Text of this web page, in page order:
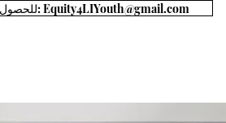
للحصول على معلومات على موقعنا ، اتصل بـ: Equity4LIYouth@gmail.com